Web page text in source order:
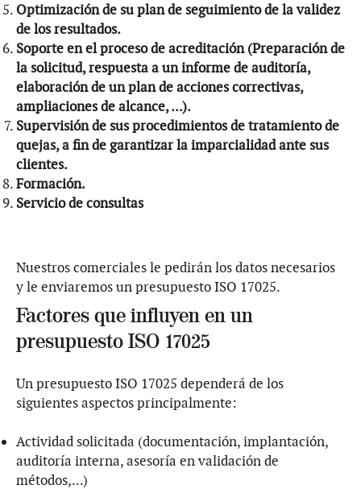
Optimización de su plan de seguimiento de la validez
de los resultados.
Soporte en el proceso de acreditación (Preparación de
la solicitud, respuesta a un informe de auditoría,
elaboración de un plan de acciones correctivas,
ampliaciones de alcance, ...).
Supervisión de sus procedimientos de tratamiento de
quejas, a fin de garantizar la imparcialidad ante sus
clientes.
Formación.
Servicio de consultas
Nuestros comerciales le pedirán los datos necesarios
y le enviaremos un presupuesto ISO 17025.
Factores que influyen en un
presupuesto ISO 17025
Un presupuesto ISO 17025 dependerá de los
siguientes aspectos principalmente:
Actividad solicitada (documentación, implantación,
auditoría interna, asesoría en validación de
métodos,...)